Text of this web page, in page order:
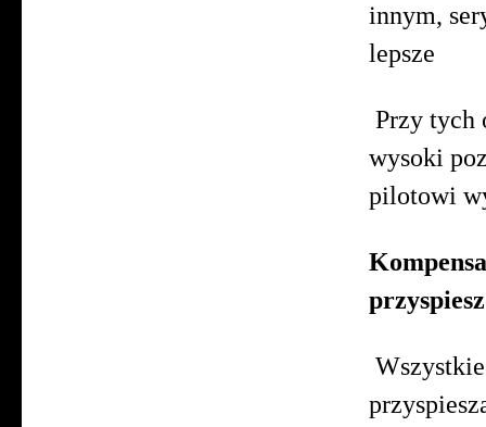
innym,
lepsze
Przy tych
wysoki
pilotowi